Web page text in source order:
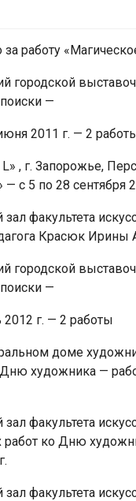
работу
городской
—
2011 г. — 2
L» , г. Запорожье,
— с 5 по 28 сентября
факультета
Красюк Ирины
городской
—
г. — 2 работы
доме
художника —
факультета
работ ко Дню
факультета